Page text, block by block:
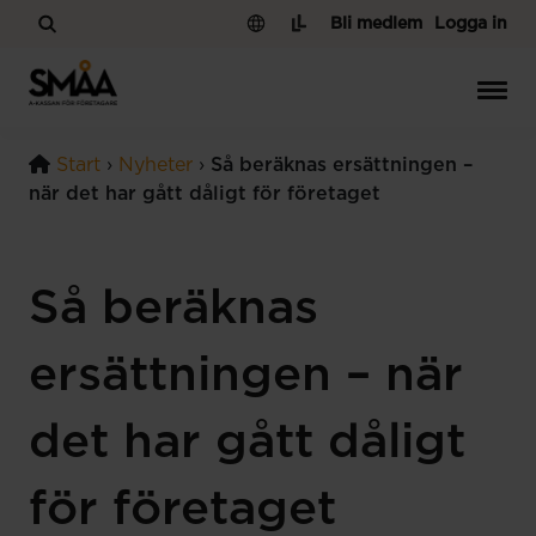
Hoppa till innehåll
Logga in
Bli medlem
Start › Nyheter › Så beräknas ersättningen –
när det har gått dåligt för företaget
Så beräknas
ersättningen – när
det har gått dåligt
för företaget